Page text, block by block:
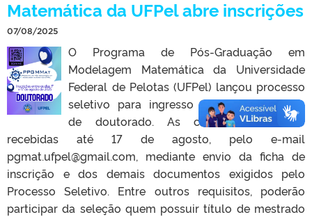
Matemática da UFPel abre inscrições
07/08/2025
O Programa de Pós-Graduação em
Modelagem Matemática da Universidade
Federal de Pelotas (UFPel) lançou processo
seletivo para ingresso na primeira turma
de doutorado. As candidaturas serão
recebidas até 17 de agosto, pelo e-mail
pgmat.ufpel@gmail.com, mediante envio da ficha de
inscrição e dos demais documentos exigidos pelo
Processo Seletivo. Entre outros requisitos, poderão
participar da seleção quem possuir título de mestrado